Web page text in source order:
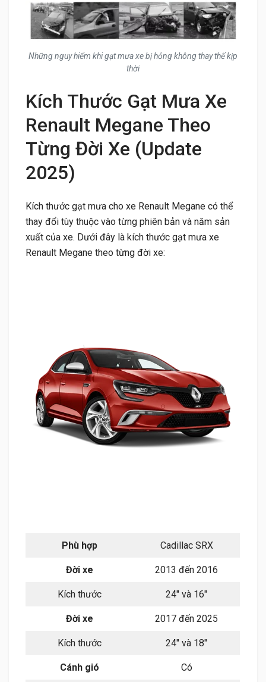
Những nguy hiểm khi gạt mưa xe bị hỏng không thay thế kịp
thời
Kích Thước Gạt Mưa Xe
Renault Megane Theo
Từng Đời Xe (Update
2025)
Kích thước gạt mưa cho xe Renault Megane có thể
thay đổi tùy thuộc vào từng phiên bản và năm sản
xuất của xe. Dưới đây là kích thước gạt mưa xe
Renault Megane theo từng đời xe:
Phù hợp Cadillac SRX
Đời xe 2013 đến 2016
Kích thước 24″ và 16″
Đời xe 2017 đến 2025
Kích thước 24″ và 18″
Cánh gió Có